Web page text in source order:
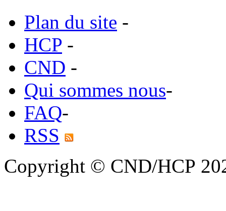
Plan du site -
HCP -
CND -
Qui sommes nous-
FAQ-
RSS
Copyright © CND/HCP